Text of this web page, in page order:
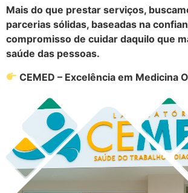
Mais do que prestar serviços,
parcerias sólidas, baseadas na
compromisso de cuidar daquilo que
saúde das pessoas.
CEMED – Excelência em Medicina